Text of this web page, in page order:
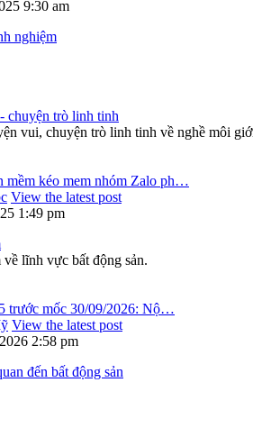
9:30 am
nghiệm
chuyện trò linh tinh
vui, chuyện trò linh tinh về nghề môi
mềm kéo mem nhóm Zalo ph…
View the latest post
1:49 pm
lĩnh vực bất động sản.
trước mốc 30/09/2026: Nộ…
View the latest post
2:58 pm
đến bất động sản